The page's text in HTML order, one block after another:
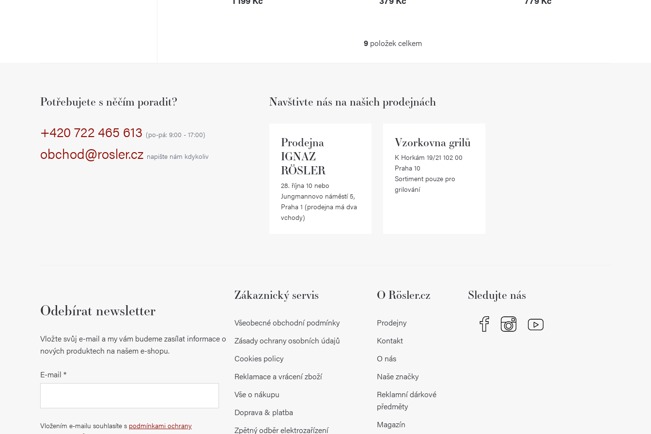
O
á
a
c
í
p
ý
i
s
u
9 položek celkem
Potřebujete s něčím poradit?
+420 722 465 613 (po-pá: 9:00 - 17:00)
obchod@rosler.cz napište nám kdykoliv
Navštivte nás na našich prodejnách
Prodejna
IGNAZ
RÖSLER
28. října 10 nebo
Jungmannovo náměstí 5,
Praha 1 (prodejna má dva
vchody)
Vzorkovna grilů
K Horkám 19/21 102 00
Praha 10
Sortiment pouze pro
grilování
Odebírat newsletter
Vložte svůj e-mail a my vám budeme zasílat informace o
nových produktech na našem e-shopu.
E-mail
Vložením e-mailu souhlasíte s podmínkami ochrany
Zákaznický servis
Všeobecné obchodní podmínky
Zásady ochrany osobních údajů
Cookies policy
Reklamace a vrácení zboží
Vše o nákupu
Doprava & platba
Zpětný odběr elektrozařízení
O Rösler.cz
Prodejny
Kontakt
O nás
Naše značky
Reklamní dárkové
předměty
Magazín
Sledujte nás